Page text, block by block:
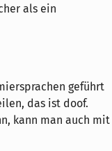
als ein
geführt
das ist doof.
kann man auch mit